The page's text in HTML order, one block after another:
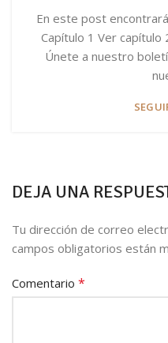
En este post
Capítulo 1 Ver capítulo
Únete a nuestro
DEJA UNA
Tu dirección de correo
campos obligatorios están
Comentario *